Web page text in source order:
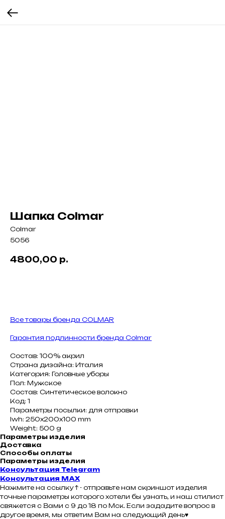
Шапка Colmar
Colmar
5056
4800,00 р.
Все товары бренда COLMAR
Гарантия подлинности бренда Colmar
Состав: 100% акрил
Страна дизайна: Италия
Категория: Головные уборы
Пол: Мужское
Состав: Синтетическое волокно
Код: 1
Параметры посылки: для отправки
lwh: 250x200x100 mm
Weight: 500 g
Параметры изделия
Доставка
Способы оплаты
Параметры изделия
Консультация Telegram
Консультация MAX
Нажмите на ссылку ↑ - отправьте нам скриншот изделия
точные параметры которого хотели бы узнать, и наш стилист
свяжется с Вами с 9 до 18 по Мск. Если зададите вопрос в
другое время, мы ответим Вам на следующий день♥